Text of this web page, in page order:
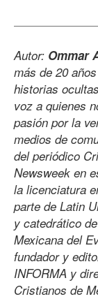
Autor: Ommar
más de 20
historias
voz a quienes
pasión por la
medios de
del periódico
Newsweek en
la licenciatura
parte de Latin
y catedrático
Mexicana del
fundador y
INFORMA y
Cristianos de